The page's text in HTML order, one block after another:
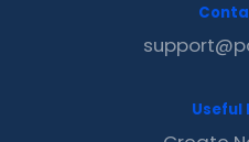
Useful